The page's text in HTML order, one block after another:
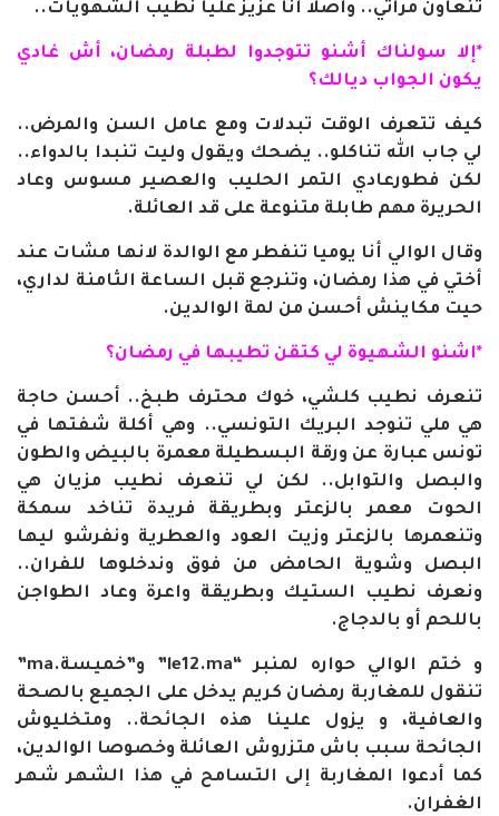
تنعاون مراتي.. وأصلا أنا عزيز عليا نطيب الشهويات..
*إلا سولناك أشنو تتوجدوا لطبلة رمضان، أش غادي
يكون الجواب ديالك؟
كيف تتعرف الوقت تبدلات ومع عامل السن والمرض..
لي جاب الله تناكلو.. يضحك ويقول وليت تنبدا بالدواء..
لكن فطورعادي التمر الحليب والعصير مسوس وعاد
الحريرة مهم طابلة متنوعة على قد العائلة.
وقال الوالي أنا يوميا تنفطر مع الوالدة لانها مشات عند
أختي في هذا رمضان، وتنرجع قبل الساعة الثامنة لداري،
حيت مكاينش أحسن من لمة الوالدين.
*اشنو الشهيوة لي كتقن تطيبها في رمضان؟
تنعرف نطيب كلشي، خوك محترف طبخ.. أحسن حاجة
هي ملي تنوجد البريك التونسي.. وهي أكلة شفتها في
تونس عبارة عن ورقة البسطيلة معمرة بالبيض والطون
والبصل والتوابل.. لكن لي تنعرف نطيب مزيان هي
الحوت معمر بالزعتر وبطريقة فريدة تناخد سمكة
وتنعمرها بالزعتر وزيت العود والعطرية ونفرشو ليها
البصل وشوية الحامض من فوق وندخلوها للفران..
ونعرف نطيب الستيك وبطريقة واعرة وعاد الطواجن
باللحم أو بالدجاج.
و ختم الوالي حواره لمنبر “le12.ma” و”خميسة.ma”
تنقول للمغاربة رمضان كريم يدخل على الجميع بالصحة
والعافية، و يزول علينا هذه الجائحة.. ومتخليوش
الجائحة سبب باش متزروش العائلة وخصوصا الوالدين،
كما أدعوا المغاربة إلى التسامح في هذا الشهر شهر
الغفران.